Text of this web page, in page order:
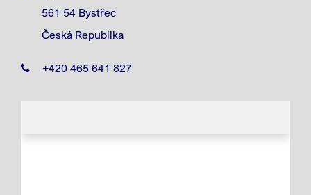
561 54 Bystřec
Česká Republika
+420 465 641 827